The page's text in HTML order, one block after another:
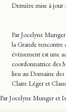
Dernière mise à jour
Par Jocelyne
la Grande rencontre
évènement est une
coordonnatrice des
lieu au Domaine
Claire Léger et
Par Jocelyne Munger et